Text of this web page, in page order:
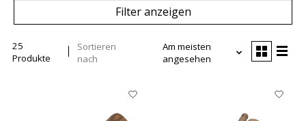
Filter anzeigen
25
Produkte
Sortieren
nach
Am meisten
angesehen